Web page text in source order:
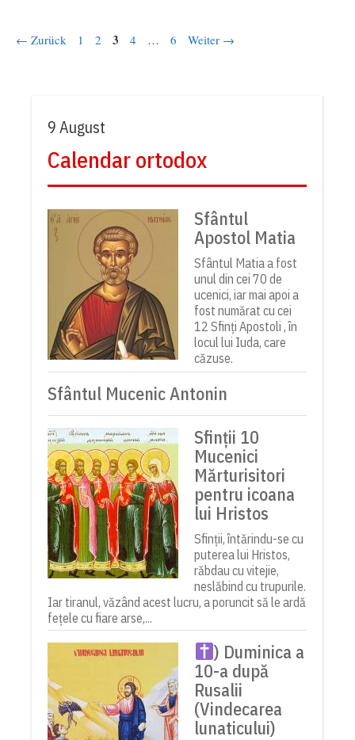
← Zurück Seite
1 Seite
2 Seite
3 Seite
4 … Seite
6 Weiter →
9 August
Calendar ortodox
Sfântul
Apostol Matia
Sfântul Matia a fost
unul din cei 70 de
ucenici, iar mai apoi a
fost numărat cu cei
12 Sfinți Apostoli , în
locul lui Iuda, care
căzuse.
Sfântul Mucenic Antonin
Sfinții 10
Mucenici
Mărturisitori
pentru icoana
lui Hristos
Sfinții, întărindu-se cu
puterea lui Hristos,
răbdau cu vitejie,
neslăbind cu trupurile.
Iar tiranul, văzând acest lucru, a poruncit să le ardă
fețele cu fiare arse,...
) Duminica a
10-a după
Rusalii
(Vindecarea
lunaticului)